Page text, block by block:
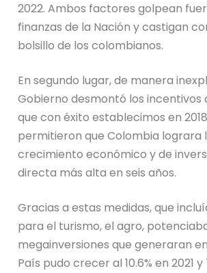
2022. Ambos factores golpean
finanzas de la Nación y castigan
bolsillo de los colombianos.
En segundo lugar, de manera
Gobierno desmontó los incentivos
que con éxito establecimos en
permitieron que Colombia lograra
crecimiento económico y de
directa más alta en seis años.
Gracias a estas medidas, que
para el turismo, el agro,
megainversiones que generaran
País pudo crecer al 10.6% en 2021 y